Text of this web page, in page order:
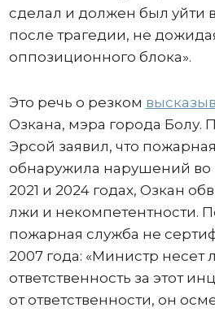
сделал и должен был уйти
после трагедии, не
оппозиционного блока».
Это речь о резком
Озкана, мэра города Болу.
Эрсой заявил, что
обнаружила нарушений во
2021 и 2024 годах, Озкан
лжи и некомпетентности.
пожарная служба не
2007 года: «Министр несет
ответственность за этот
от ответственности, он